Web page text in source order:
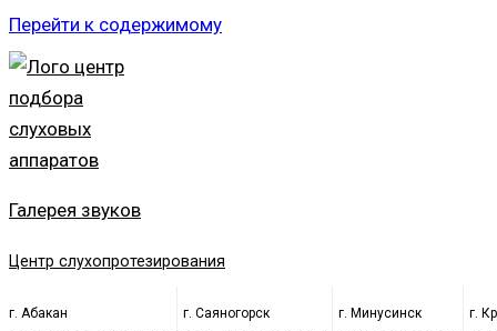
Перейти к содержимому
Галерея звуков
Центр слухопротезирования
г. Абакан
г. Саяногорск
г. Минусинск
г.